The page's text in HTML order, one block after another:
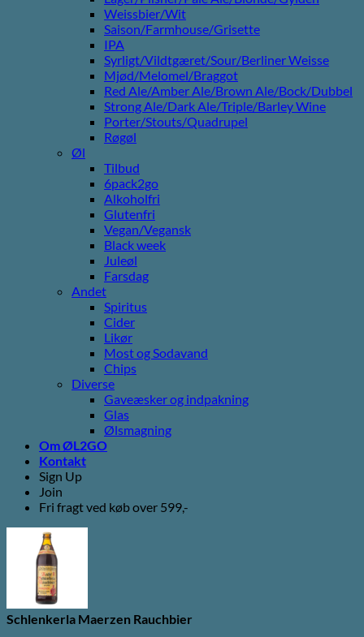
Weissbier/Wit
Saison/Farmhouse/Grisette
IPA
Syrligt/Vildtgæret/Sour/Berliner Weisse
Mjød/Melomel/Braggot
Red Ale/Amber Ale/Brown Ale/Bock/Dubbel
Strong Ale/Dark Ale/Triple/Barley Wine
Porter/Stouts/Quadrupel
Røgøl
Øl
Tilbud
6pack2go
Alkoholfri
Glutenfri
Vegan/Vegansk
Black week
Juleøl
Farsdag
Andet
Spiritus
Cider
Likør
Most og Sodavand
Chips
Diverse
Gaveæsker og indpakning
Glas
Ølsmagning
Om ØL2GO
Kontakt
Sign Up
Join
Fri fragt ved køb over 599,-
Schlenkerla Maerzen Rauchbier